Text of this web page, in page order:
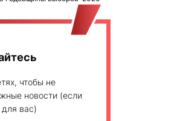
чтобы не
новости (если
для вас)